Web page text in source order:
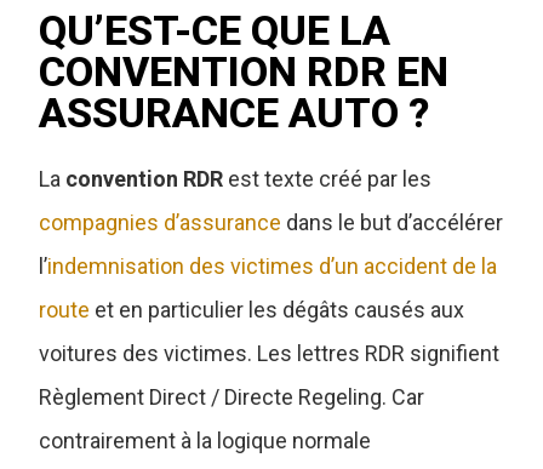
t
s
A
p
s
e
n
g
r
i
l
e
b
o
o
p
c
a
k
e
d
I
L
i
n
e
QU’EST-CE QUE LA
CONVENTION RDR EN
ASSURANCE AUTO ?
La convention RDR est texte créé par les
compagnies d’assurance dans le but d’accélérer
l’indemnisation des victimes d’un accident de la
route et en particulier les dégâts causés aux
voitures des victimes. Les lettres RDR signifient
Règlement Direct / Directe Regeling. Car
contrairement à la logique normale